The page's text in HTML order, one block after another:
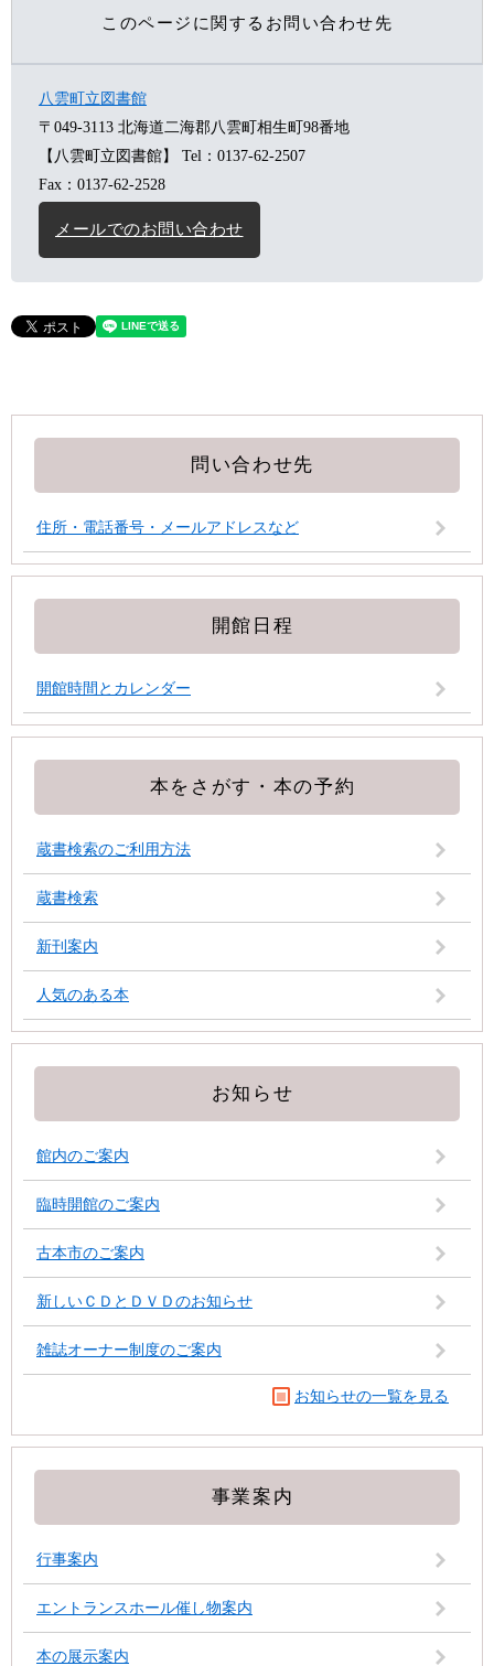
このページに関するお問い合わせ先
八雲町立図書館
〒049-3113 北海道二海郡八雲町相生町98番地
【八雲町立図書館】
Tel：0137-62-2507
Fax：0137-62-2528
メールでのお問い合わせ
問い合わせ先
住所・電話番号・メールアドレスなど
開館日程
開館時間とカレンダー
本をさがす・本の予約
蔵書検索のご利用方法
蔵書検索
新刊案内
人気のある本
お知らせ
館内のご案内
臨時開館のご案内
古本市のご案内
新しいＣＤとＤＶＤのお知らせ
雑誌オーナー制度のご案内
お知らせの一覧を見る
事業案内
行事案内
エントランスホール催し物案内
本の展示案内